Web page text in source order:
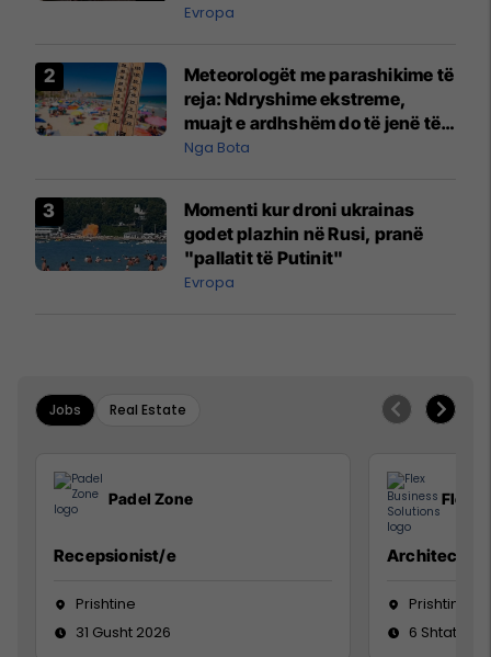
Evropa
Meteorologët me parashikime të
reja: Ndryshime ekstreme,
muajt e ardhshëm do të jenë të
pazakontë
Nga Bota
Momenti kur droni ukrainas
godet plazhin në Rusi, pranë
"pallatit të Putinit"
Evropa
Jobs Real Estate
Padel Zone
Recepsionist/e
Prishtine
31 Gusht 2026
Flex
Architect
Prishtinë
6 Shtator